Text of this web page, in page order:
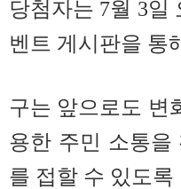
당첨자는 7월 3일
벤트 게시판을 통
구는 앞으로도 변
용한 주민 소통을
를 접할 수 있도